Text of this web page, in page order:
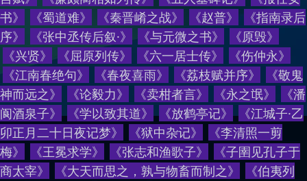
书》 《蜀道难》 《秦晋崤之战》 《赵普》 《指南录后
序》 《张中丞传后叙·》 《与元微之书》 《原毁》
《兴贤》 《屈原列传》 《六一居士传》 《伤仲永》
《江南春绝句》 《春夜喜雨》 《荔枝赋并序》 《敬鬼
神而远之》 《论毅力》 《卖柑者言》 《永之氓》 《潘
阆酒泉子》 《学以致其道》 《放鹤亭记》 《江城子·乙
卯正月二十日夜记梦》 《狱中杂记》 《李清照一剪
梅》 《王冕求学》 《张志和渔歌子》 《子圉见孔子于
商太宰》 《大天而思之，孰与物畜而制之》 《伯夷列